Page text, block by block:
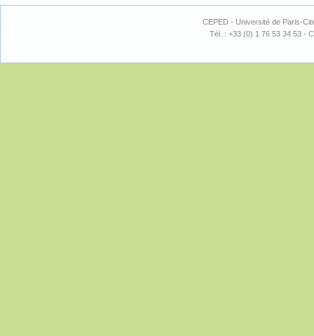
CEPED - Université de Paris-
Tél. : +33 (0) 1 76 53 34 53 -